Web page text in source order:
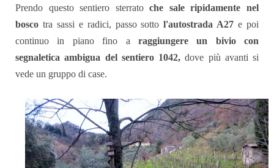
Prendo questo sentiero sterratoche sale ripidamente nel
bosco tra sassi e radici, passo sotto l'autostrada A27e poi
continuo in piano fino a raggiungere un bivio con
segnaletica ambigua del sentiero 1042,dove più avanti si
vede un gruppo di case.